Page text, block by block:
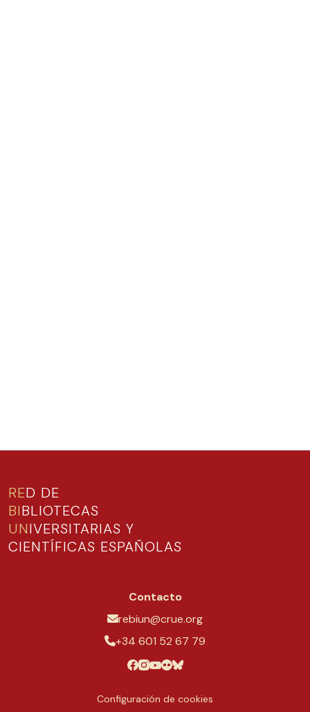
RED DE
BIBLIOTECAS
UNIVERSITARIAS Y
CIENTÍFICAS ESPAÑOLAS
Contacto
rebiun@crue.org
+34 601 52 67 79
Configuración de cookies